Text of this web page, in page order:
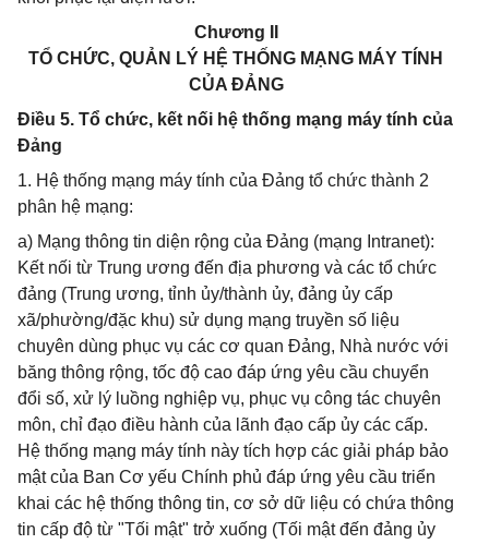
Chương II
TỔ CHỨC, QUẢN LÝ HỆ THỐNG MẠNG MÁY TÍNH
CỦA ĐẢNG
Điều 5. Tổ chức, kết nối hệ thống mạng máy tính của
Đảng
1. Hệ thống mạng máy tính của Đảng tổ chức thành 2
phân hệ mạng:
a) Mạng thông tin diện rộng của Đảng (mạng Intranet):
Kết nối từ Trung ương đến địa phương và các tổ chức
đảng (Trung ương, tỉnh ủy/thành ủy, đảng ủy cấp
xã/phường/đặc khu) sử dụng mạng truyền số liệu
chuyên dùng phục vụ các cơ quan Đảng, Nhà nước với
băng thông rộng, tốc độ cao đáp ứng yêu cầu chuyển
đổi số, xử lý luồng nghiệp vụ, phục vụ công tác chuyên
môn, chỉ đạo điều hành của lãnh đạo cấp ủy các cấp.
Hệ thống mạng máy tính này tích hợp các giải pháp bảo
mật của Ban Cơ yếu Chính phủ đáp ứng yêu cầu triển
khai các hệ thống thông tin, cơ sở dữ liệu có chứa thông
tin cấp độ từ "Tối mật" trở xuống (Tối mật đến đảng ủy